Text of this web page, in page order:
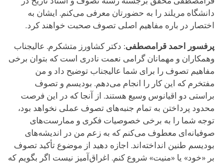
دانشگاه مریلند را به حضورتان معرفی می‌کنم. ایشان به
اختصار در باره مفاهیم اصلی تصوف صحبت خواهند کرد.
پرفسور احمد قرامصطفی: دکتر کشاورز متشکرم. عالیجناب
وهمکاران و مهمانان گرامی نعمت نادری است که بتوان برخی
مفاهیم تصوف را برای شما عالیجناب توضیح داد و من
مفتخرم که این کار را انجام می‌دهم. بودیسم و تصوف
براستی دو اقیانوس وسیع هستند. از آنجا که در این فرصت
محدود پرداختن به تمام جنبه‌های تصوف عملی نخواهد بود،
توجه شما را به برخی خصوصیات فکری و ممارست‌های
صوفیانه‌ای معطوف می‌کنم که به زعم من در اندیشه‌های
بودیسم طنین انداخته‌اند. اجازه دهید از موضوع تأکید تصوف
بر «خود» یا «منیت» شروع کنم. اغراق‌آمیز نیست اگر بگویم که